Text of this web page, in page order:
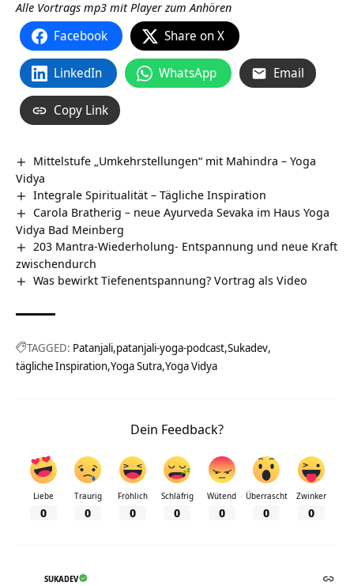
Alle Vortrags mp3 mit Player zum Anhören
Facebook Share on X
LinkedIn WhatsApp Email
Copy Link
Mittelstufe „Umkehrstellungen“ mit Mahindra – Yoga
Vidya
Integrale Spiritualität – Tägliche Inspiration
Carola Bratherig – neue Ayurveda Sevaka im Haus Yoga
Vidya Bad Meinberg
203 Mantra-Wiederholung- Entspannung und neue Kraft
zwischendurch
Was bewirkt Tiefenentspannung? Vortrag als Video
TAGGED: Patanjali patanjali-yoga-podcast Sukadev
tägliche Inspiration Yoga Sutra Yoga Vidya
Dein Feedback?
Liebe
0
Traurig
0
Fröhlich
0
Schläfrig
0
Wütend
0
Überrascht
0
Zwinker
0
SUKADEV